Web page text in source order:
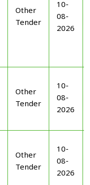
Other
Tender
10-
08-
2026
Other
Tender
10-
08-
2026
Other
Tender
10-
08-
2026